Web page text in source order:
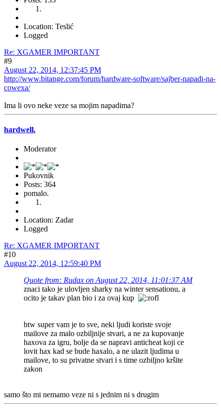
Location: Teslić
Logged
Re: XGAMER IMPORTANT
#9
August 22, 2014, 12:37:45 PM
http://www.bitange.com/forum/hardware-software/sajber-napadi-na-
cowexa/
Ima li ovo neke veze sa mojim napadima?
hardwell.
Moderator
Pukovnik
Posts: 364
pomalo.
Location: Zadar
Logged
Re: XGAMER IMPORTANT
#10
August 22, 2014, 12:59:40 PM
Quote from: Rudax on August 22, 2014, 11:01:37 AM
znaci tako je ulovljen sharky na winter sensationu, a
ocito je takav plan bio i za ovaj kup
btw super vam je to sve, neki ljudi koriste svoje
mailove za malo ozbiljnije stvari, a ne za kupovanje
haxova za igru, bolje da se napravi anticheat koji ce
lovit hax kad se bude haxalo, a ne ulazit ljudima u
mailove, to su privatne stvari i s time ozbiljno kršite
zakon
samo što mi nemamo veze ni s jednim ni s drugim